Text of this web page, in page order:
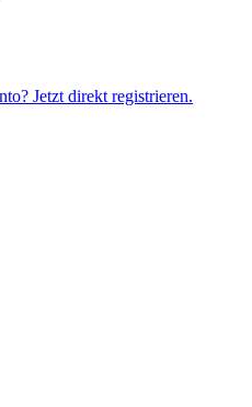
Jetzt direkt registrieren.